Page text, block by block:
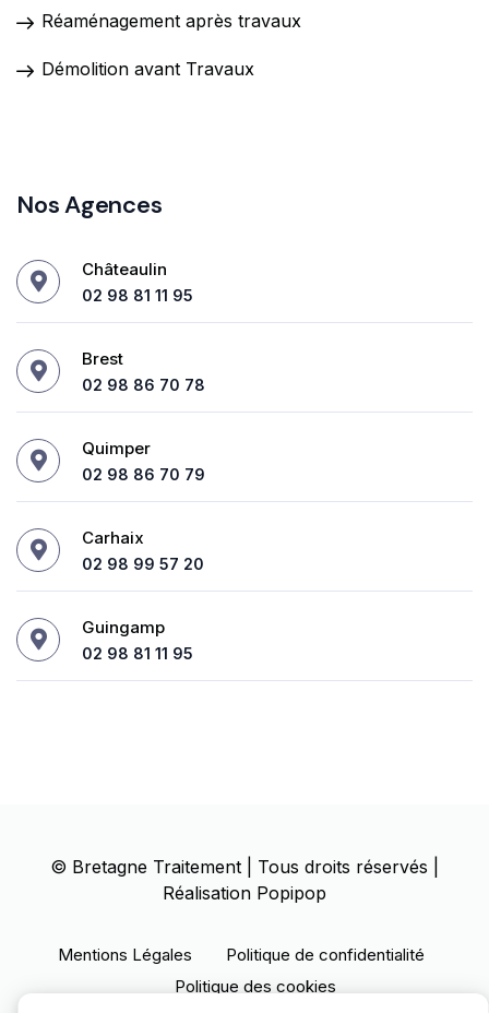
Réaménagement après travaux
Démolition avant Travaux
Nos Agences
Châteaulin
02 98 81 11 95
Brest
02 98 86 70 78
Quimper
02 98 86 70 79
Carhaix
02 98 99 57 20
Guingamp
02 98 81 11 95
© Bretagne Traitement | Tous droits réservés |
Réalisation Popipop
Mentions Légales
Politique de confidentialité
Politique des cookies